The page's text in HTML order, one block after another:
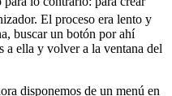
El proceso era lento y
buscar un botón por ahí
a ella y volver a la ventana del
disponemos de un menú en